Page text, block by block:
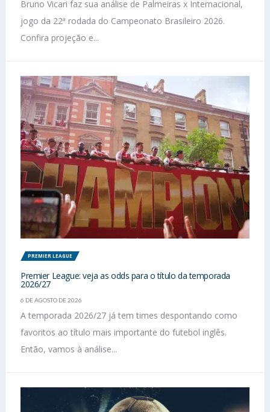
Bruno Vicari faz sua análise de Palmeiras x Internacional,
jogo da 22ª rodada do Campeonato Brasileiro 2026.
Confira projeção e...
PREMIER LEAGUE
Premier League: veja as odds para o título da temporada
2026/27
6 DE AGOSTO DE 2026
A temporada 2026/27 já tem times despontando como
favoritos ao título mais importante do futebol inglês.
Então, vamos à análise...